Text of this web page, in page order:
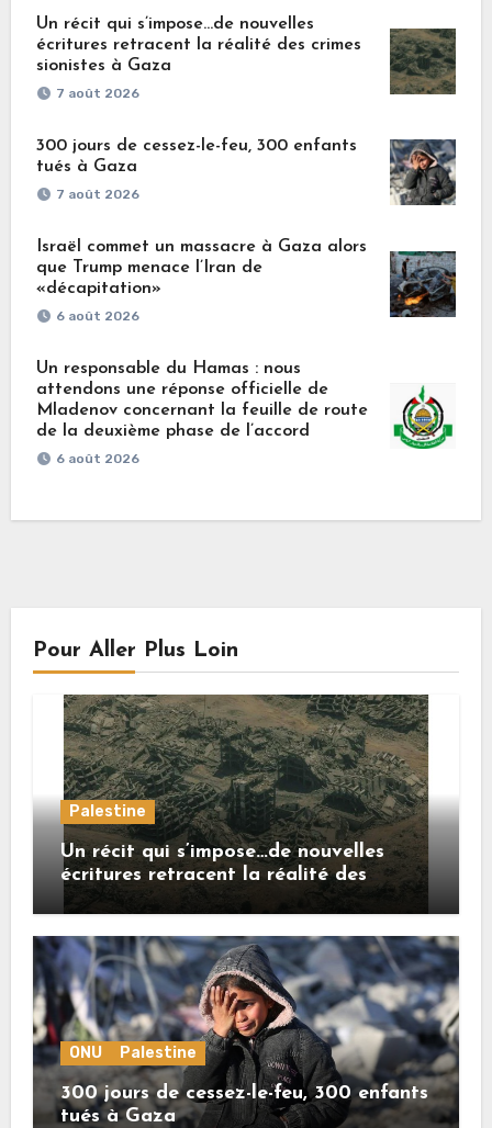
Un récit qui s’impose…de nouvelles
écritures retracent la réalité des crimes
sionistes à Gaza
7 août 2026
300 jours de cessez-le-feu, 300 enfants
tués à Gaza
7 août 2026
Israël commet un massacre à Gaza alors
que Trump menace l’Iran de
«décapitation»
6 août 2026
Un responsable du Hamas : nous
attendons une réponse officielle de
Mladenov concernant la feuille de route
de la deuxième phase de l’accord
6 août 2026
Pour Aller Plus Loin
Palestine
Un récit qui s’impose…de nouvelles
écritures retracent la réalité des
crimes sionistes à Gaza
ONU Palestine
300 jours de cessez-le-feu, 300 enfants
tués à Gaza